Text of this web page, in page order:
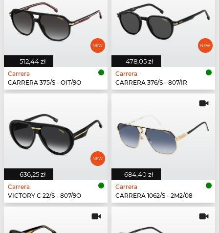
512,44 zł
Carrera
CARRERA 375/S - OIT/9O
478,05 zł
Carrera
CARRERA 376/S - 807/IR
636,25 zł
Carrera
VICTORY C 22/S - 807/9O
684,40 zł
Carrera
CARRERA 1062/S - 2M2/08